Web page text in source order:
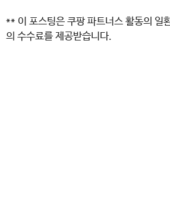
** 이 포스팅은 쿠팡 파트너스 활동의 일
의 수수료를 제공받습니다.